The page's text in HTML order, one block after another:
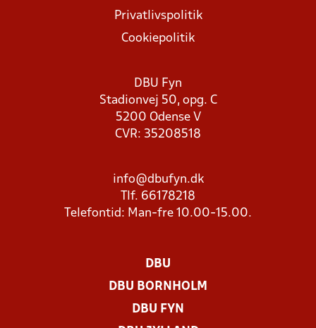
Privatlivspolitik
Cookiepolitik
DBU Fyn
Stadionvej 50, opg. C
5200 Odense V
CVR: 35208518
info@dbufyn.dk
Tlf. 66178218
Telefontid: Man-fre 10.00-15.00.
DBU
DBU BORNHOLM
DBU FYN